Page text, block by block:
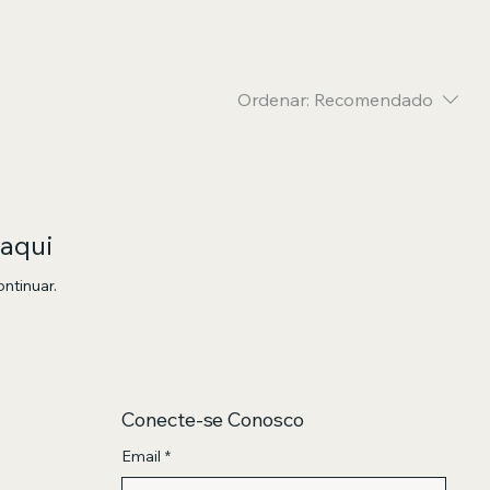
Ordenar: Recomendado
Conecte-se Conosco
Email *